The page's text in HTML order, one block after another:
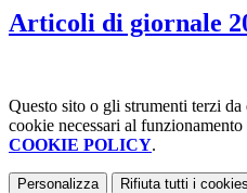
Articoli di giornale
Questo sito o gli strumenti terzi
cookie necessari al
COOKIE POLICY.
Personalizza Rifiuta tutti i cookies